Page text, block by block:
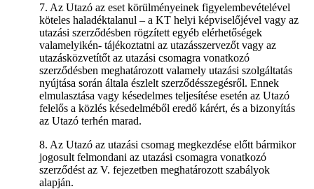
7. Az Utazó az eset körülményeinek figyelembevételével
köteles haladéktalanul – a KT helyi képviselőjével vagy az
utazási szerződésben rögzített egyéb elérhetőségek
valamelyikén- tájékoztatni az utazásszervezőt vagy az
utazásközvetítőt az utazási csomagra vonatkozó
szerződésben meghatározott valamely utazási szolgáltatás
nyújtása során általa észlelt szerződésszegésről. Ennek
elmulasztása vagy késedelmes teljesítése esetén az Utazó
felelős a közlés késedelméből eredő kárért, és a bizonyítás
az Utazó terhén marad.
8. Az Utazó az utazási csomag megkezdése előtt bármikor
jogosult felmondani az utazási csomagra vonatkozó
szerződést az V. fejezetben meghatározott szabályok
alapján.